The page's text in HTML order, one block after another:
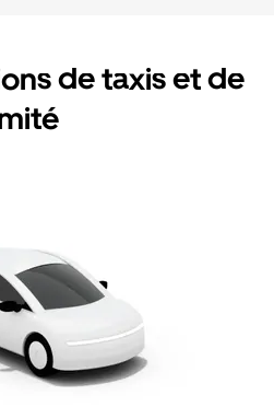
de taxis et de